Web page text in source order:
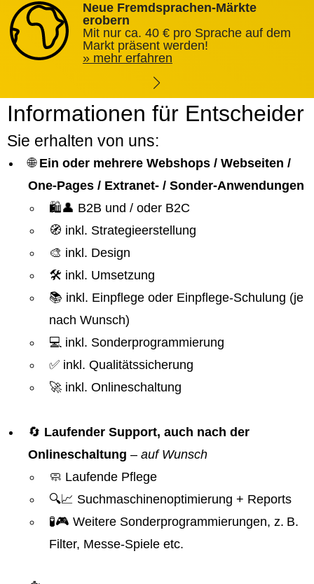
Neue Fremdsprachen-Märkte
erobern
Mit nur ca. 40 € pro Sprache auf dem
Markt präsent werden!
mehr erfahren
Informationen für Entscheider
Sie erhalten von uns:
🌐 Ein oder mehrere Webshops / Webseiten /
One-Pages / Extranet- / Sonder-Anwendungen
🛍️👤 B2B und / oder B2C
🧭 inkl. Strategieerstellung
🎨 inkl. Design
🛠️ inkl. Umsetzung
📚 inkl. Einpflege oder Einpflege-Schulung (je
nach Wunsch)
💻 inkl. Sonderprogrammierung
✅ inkl. Qualitätssicherung
🚀 inkl. Onlineschaltung
🔄 Laufender Support, auch nach der
Onlineschaltung – auf Wunsch
🧼 Laufende Pflege
🔍📈 Suchmaschinenoptimierung + Reports
🧪🎮 Weitere Sonderprogrammierungen, z. B.
Filter, Messe-Spiele etc.